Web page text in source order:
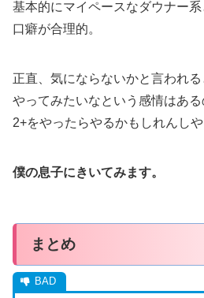
基本的にマイペースなダウナー
口癖が合理的。
正直、気にならないかと言われ
やってみたいなという感情はあ
2+をやったらやるかもしれんしや
僕の息子にきいてみます。
まとめ